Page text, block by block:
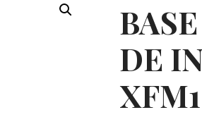
DE
XFM1